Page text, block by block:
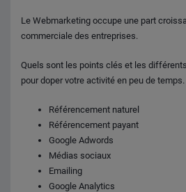
Le Webmarketing occupe une part
commerciale des entreprises.
Quels sont les points clés et les
pour doper votre activité en peu de temps.
Référencement naturel
Référencement payant
Google Adwords
Médias sociaux
Emailing
Google Analytics